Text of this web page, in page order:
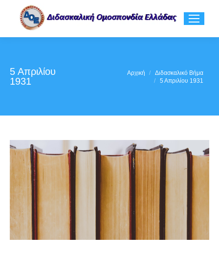
5 Απριλίου
1931
Αρχική
Διδασκαλικό Βήμα
5 Απριλίου 1931